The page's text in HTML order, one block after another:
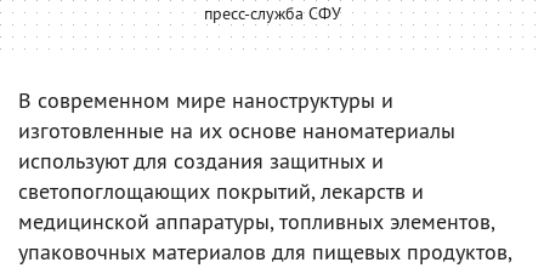
пресс-служба СФУ
В современном мире наноструктуры и
изготовленные на их основе наноматериалы
используют для создания защитных и
светопоглощающих покрытий, лекарств и
медицинской аппаратуры, топливных элементов,
упаковочных материалов для пищевых продуктов,